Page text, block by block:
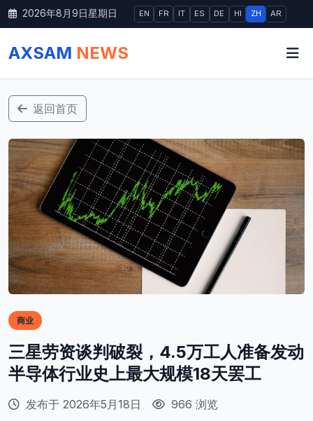
2026年8月9日星期日 EN FR IT ES DE HI ZH AR
AXSAM NEWS
返回首页
商业
三星劳资谈判破裂，4.5万工人准备发动
半导体行业史上最大规模18天罢工
发布于 2026年5月18日 966 浏览